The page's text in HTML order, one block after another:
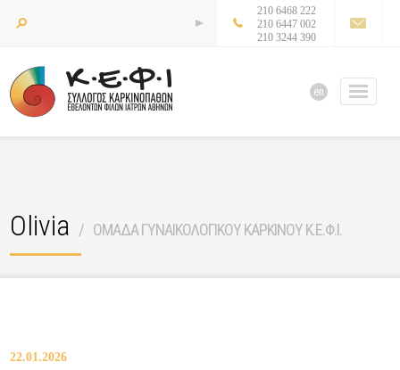
210 6468 222
210 6447 002
210 3244 390
en
Olivia ΟΜΑΔΑ ΓΥΝΑΙΚΟΛΟΓΙΚΟΥ ΚΑΡΚΙΝΟΥ Κ.Ε.Φ.Ι.
22.01.2026